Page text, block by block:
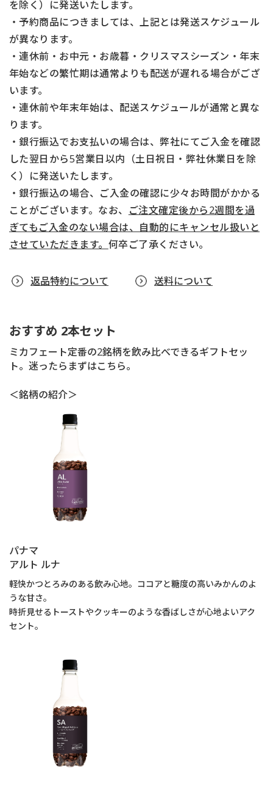
を除く）に発送いたします。
・予約商品につきましては、上記とは発送スケジュール
が異なります。
・連休前・お中元・お歳暮・クリスマスシーズン・年末
年始などの繁忙期は通常よりも配送が遅れる場合がござ
います。
・連休前や年末年始は、配送スケジュールが通常と異な
ります。
・銀行振込でお支払いの場合は、弊社にてご入金を確認
した翌日から5営業日以内（土日祝日・弊社休業日を除
く）に発送いたします。
・銀行振込の場合、ご入金の確認に少々お時間がかかる
ことがございます。なお、 ご注文確定後から2週間を過
ぎてもご入金のない場合は、自動的にキャンセル扱いと
させていただきます。 何卒ご了承ください。
返品特約について 送料について
おすすめ 2本セット
ミカフェート定番の2銘柄を飲み比べできるギフトセッ
ト。迷ったらまずはこちら。
＜銘柄の紹介＞
パナマ
アルト ルナ
軽快かつとろみのある飲み心地。ココアと糖度の高いみかんのよ
うな甘さ。
時折見せるトーストやクッキーのような香ばしさが心地よいアク
セント。